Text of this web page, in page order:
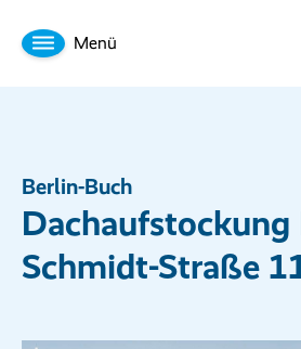
Menü
Berlin-Buch
Dachaufstockung
Schmidt-Straße